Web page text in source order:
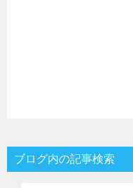
ブログ内の記事検索